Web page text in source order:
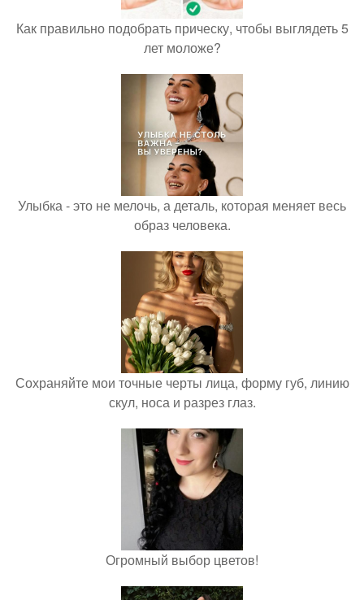
Как правильно подобрать прическу, чтобы выглядеть 5
лет моложе?
Улыбка - это не мелочь, а деталь, которая меняет весь
образ человека.
Сохраняйте мои точные черты лица, форму губ, линию
скул, носа и разрез глаз.
Огромный выбор цветов!